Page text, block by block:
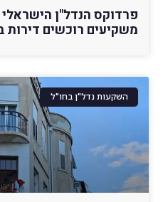
משקיעים רוכשים דירות
השקעות נדל"ן בחו"ל